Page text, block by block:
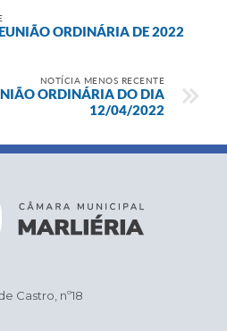
ORDINÁRIA DE 2022
NOTÍCIA MENOS RECENTE
ORDINÁRIA DO DIA
12/04/2022
Castro, nº18